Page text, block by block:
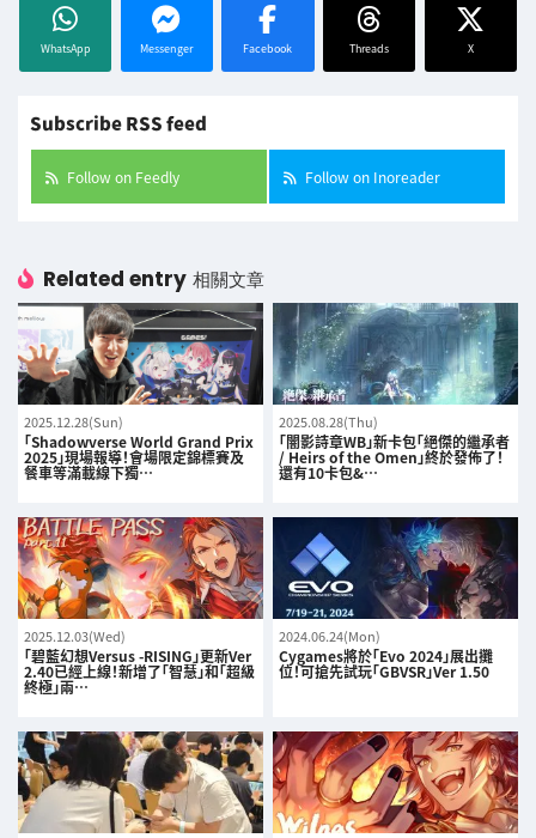
WhatsApp Messenger Facebook Threads X
Subscribe RSS feed
Follow on Feedly Follow on Inoreader
Related entry 相關文章
2025.12.28(Sun)
「Shadowverse World Grand Prix
2025」現場報導！會場限定錦標賽及
餐車等滿載線下獨…
2025.08.28(Thu)
「闇影詩章WB」新卡包「絕傑的繼承者
/ Heirs of the Omen」終於發佈了！
還有10卡包&…
2025.12.03(Wed)
「碧藍幻想Versus -RISING」更新Ver
2.40已經上線！新增了「智慧」和「超級
終極」兩…
2024.06.24(Mon)
Cygames將於「Evo 2024」展出攤
位！可搶先試玩「GBVSR」Ver 1.50